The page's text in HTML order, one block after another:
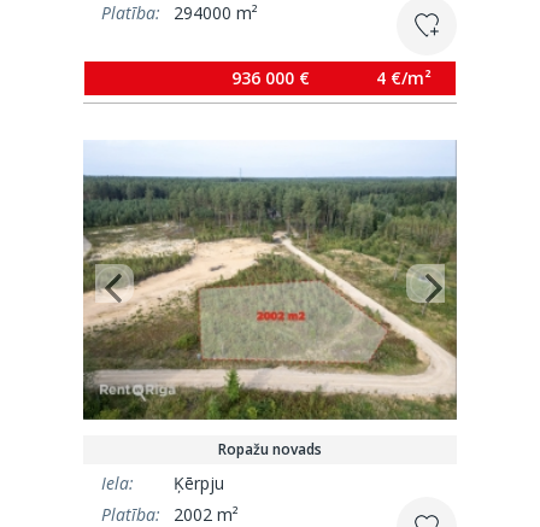
Platība:
294000 m²
936 000 € 4 €/m²
Ropažu novads
Iela:
Ķērpju
Platība:
2002 m²